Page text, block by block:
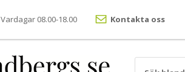
Vardagar 08.00-18.00 Kontakta oss